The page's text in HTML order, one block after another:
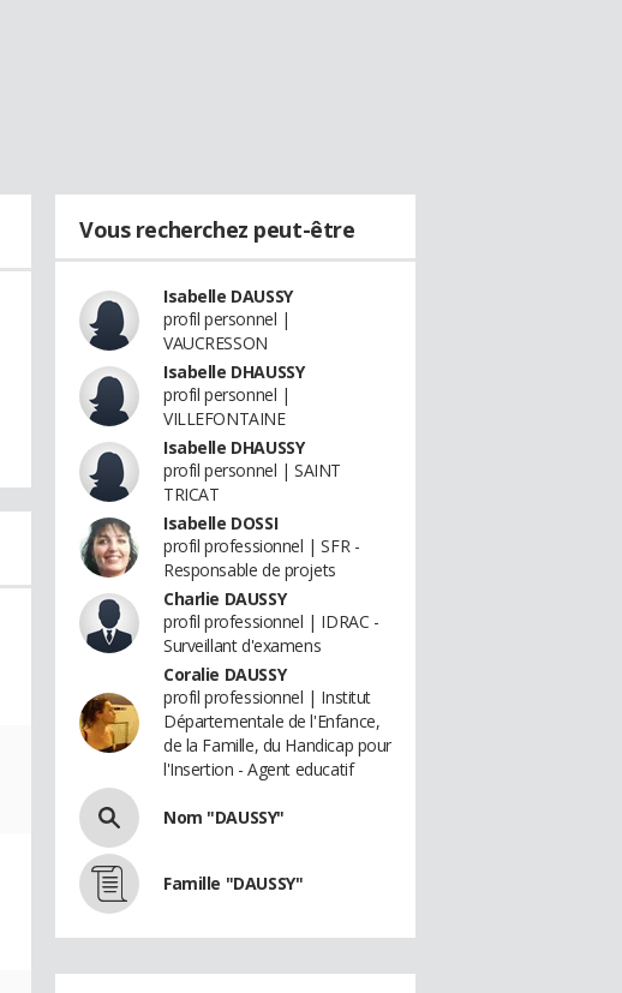
Vous recherchez peut-être
Isabelle DAUSSY
profil personnel |
VAUCRESSON
Isabelle DHAUSSY
profil personnel |
VILLEFONTAINE
Isabelle DHAUSSY
profil personnel | SAINT
TRICAT
Isabelle DOSSI
profil professionnel | SFR -
Responsable de projets
Charlie DAUSSY
profil professionnel | IDRAC -
Surveillant d'examens
Coralie DAUSSY
profil professionnel | Institut
Départementale de l'Enfance,
de la Famille, du Handicap pour
l'Insertion - Agent educatif
Nom "DAUSSY"
Famille "DAUSSY"